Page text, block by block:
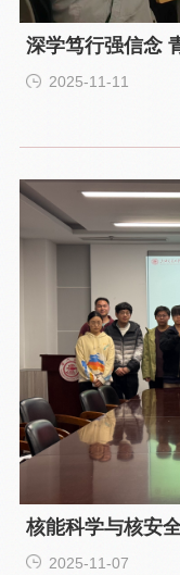
深学笃行强信念
研究所研究生第
2025-11-11
核能科学与核安
题党日暨迎新大会
2025-11-07